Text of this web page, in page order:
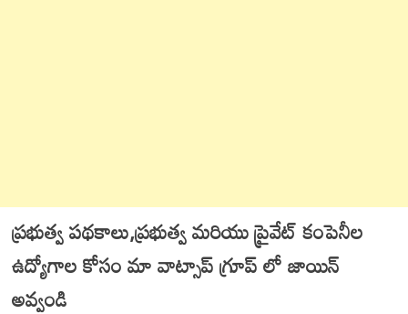
ప్రభుత్వ పథకాలు,ప్రభుత్వ మరియు ప్రైవేట్ కంపెనీల
ఉద్యోగాల కోసం మా వాట్సాప్ గ్రూప్ లో జాయిన్
అవ్వండి